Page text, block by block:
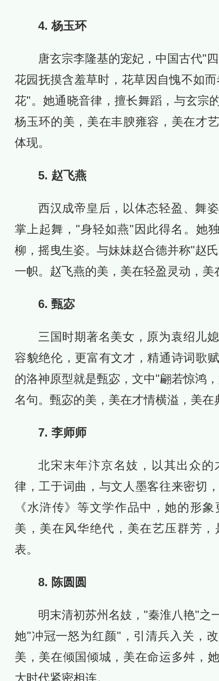
4. 杨玉环
唐玄宗李隆基的宠妃，中国古代"
花园抚摸含羞草时，花草因自愧不如
花"。她通晓音律，擅长舞蹈，与玄宗
杨玉环的美，美在丰腴雍容，美在才
体现。
5. 赵飞燕
西汉成帝皇后，以体态轻盈、舞
掌上起舞，"身轻如燕"因此得名。她
柳，摇曳生姿。与妹妹赵合德并称"赵
一帜。赵飞燕的美，美在轻盈灵动，美
6. 甄宓
三国时期著名美女，原为袁绍儿
容貌绝伦，更富有文才，精通诗词歌
的洛神原型就是甄宓，文中"翩若惊鸿
名句。甄宓的美，美在才情横溢，美在
7. 李师师
北宋末年汴京名妓，以其出众
律，工于词曲，与文人墨客往来密切
《水浒传》等文学作品中，她的形
美，美在风华绝代，美在艺压群芳
表。
8. 陈圆圆
明末清初苏州名妓，"秦淮八艳"之
她"冲冠一怒为红颜"，引清兵入关，
美，美在倾国倾城，美在命运多舛，
大时代紧密相连。